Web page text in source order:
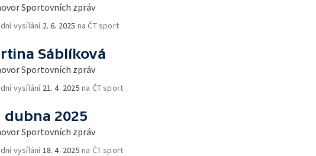
Sportovních zpráv
vysílání 2. 6. 2025 na ČT sport
Sáblíková
Sportovních zpráv
vysílání 21. 4. 2025 na ČT sport
dubna 2025
Sportovních zpráv
vysílání 18. 4. 2025 na ČT sport